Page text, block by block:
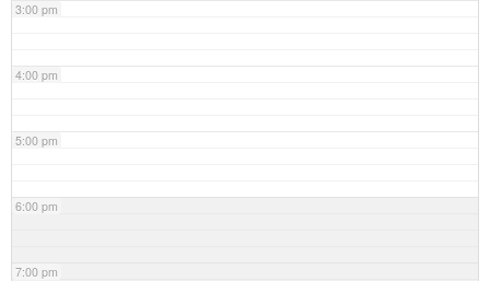
3:00 pm
4:00 pm
5:00 pm
6:00 pm
7:00 pm